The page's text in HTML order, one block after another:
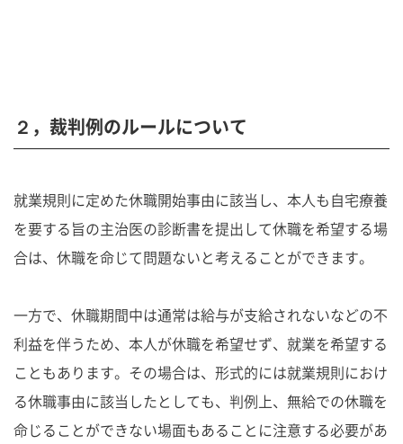
２，裁判例のルールについて
就業規則に定めた休職開始事由に該当し、本人も自宅療養
を要する旨の主治医の診断書を提出して休職を希望する場
合は、休職を命じて問題ないと考えることができます。
一方で、休職期間中は通常は給与が支給されないなどの不
利益を伴うため、本人が休職を希望せず、就業を希望する
こともあります。その場合は、形式的には就業規則におけ
る休職事由に該当したとしても、判例上、無給での休職を
命じることができない場面もあることに注意する必要があ